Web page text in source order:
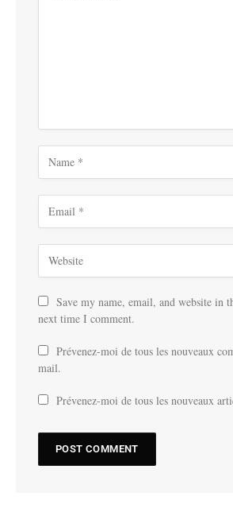
Save my name, email, and website in
next time I comment.
Prévenez-moi de tous les nouveaux
mail.
Prévenez-moi de tous les nouveaux